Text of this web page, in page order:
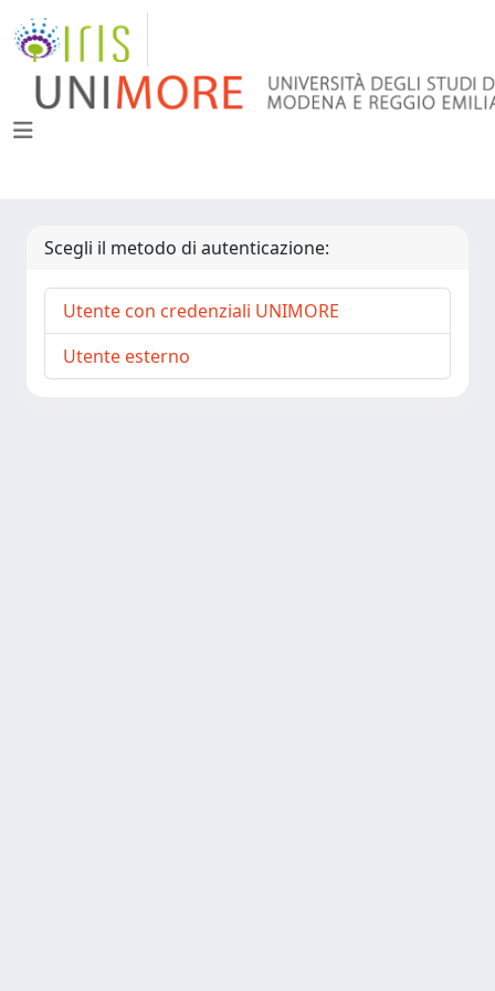
Scegli il metodo di autenticazione:
Utente con credenziali UNIMORE
Utente esterno